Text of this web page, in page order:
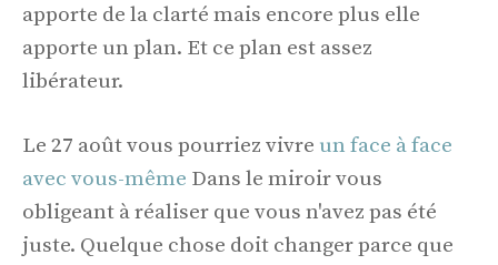
apporte de la clarté mais encore plus elle
apporte un plan. Et ce plan est assez
libérateur.
Le 27 août vous pourriez vivre un face à face
avec vous-même Dans le miroir vous
obligeant à réaliser que vous n'avez pas été
juste. Quelque chose doit changer parce que